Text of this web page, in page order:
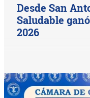
Desde San
Saludable
2026